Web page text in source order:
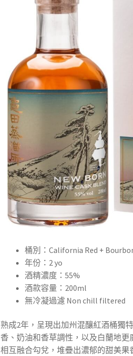
桶別：California Red +
年份：2 yo
酒精濃度：55%
酒款容量：200ml
無冷凝過濾 Non chill filtered
熟成2年，呈現出加州混釀紅酒桶獨
香、奶油和香草調性，以及白蘭地
相互融合勾兌，堆疊出濃郁的甜美